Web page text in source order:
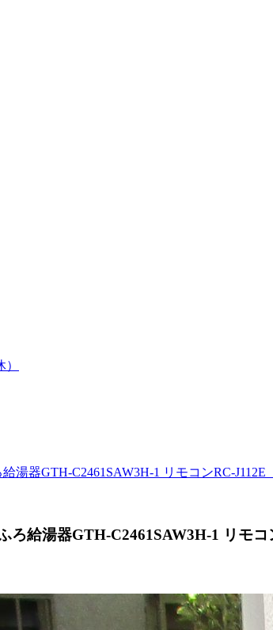
湯器GTH-C2461SAW3H-1 リモコンRC-
ろ給湯器GTH-C2461SAW3H-1 リモ